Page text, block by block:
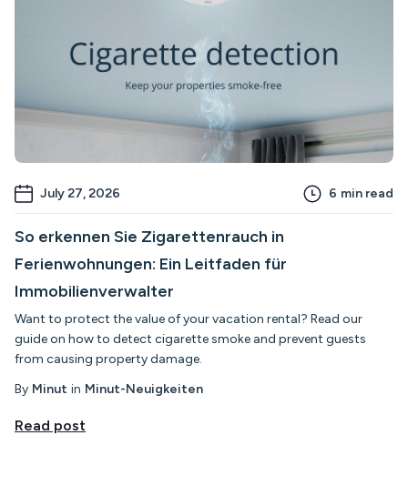
July 27, 2026 6 min read
So erkennen Sie Zigarettenrauch in
Ferienwohnungen: Ein Leitfaden für
Immobilienverwalter
Want to protect the value of your vacation rental? Read our
guide on how to detect cigarette smoke and prevent guests
from causing property damage.
By Minut in Minut-Neuigkeiten
Read post